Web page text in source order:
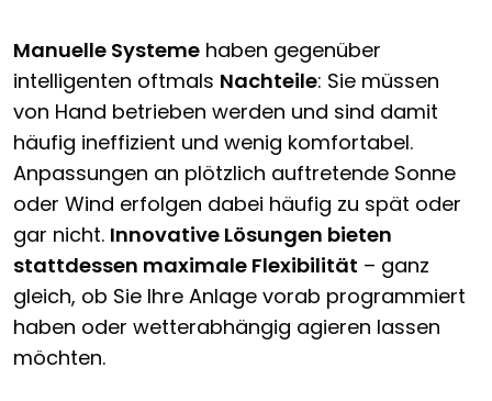
Manuelle Systeme haben gegenüber
intelligenten oftmals Nachteile: Sie müssen
von Hand betrieben werden und sind damit
häufig ineffizient und wenig komfortabel.
Anpassungen an plötzlich auftretende Sonne
oder Wind erfolgen dabei häufig zu spät oder
gar nicht. Innovative Lösungen bieten
stattdessen maximale Flexibilität – ganz
gleich, ob Sie Ihre Anlage vorab programmiert
haben oder wetterabhängig agieren lassen
möchten.